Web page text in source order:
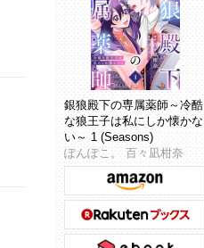
銀狼殿下の専属薬師～冷酷
な狼王子は私にしか懐かな
い～ 1 (Seasons)
ぽんぽこ。 百々凪柑奈